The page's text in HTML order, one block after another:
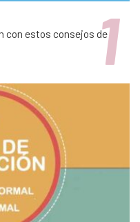
con estos consejos de